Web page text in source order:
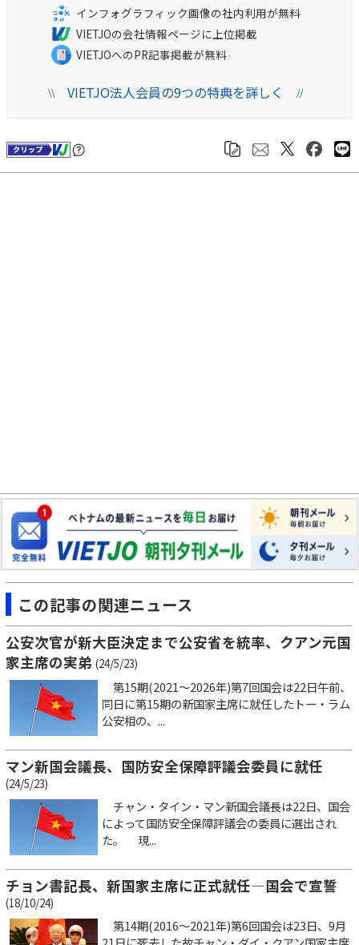
インフォグラフィック画像の社内利用が無料
VIETJOの会社情報ページに上位掲載
VIETJOへのPR記事掲載が無料
\\VIETJO法人会員の9つの特典を詳しく //
この記事の関連ニュース
公安次官が新大臣決定まで公安省を統率、クアン元国
家主席の実弟 (24/5/23)
第15期(2021～2026年)第7回国会は22日午前、
同日に第15期の新国家主席に就任したトー・ラム
公安相の、...
マン新国会議長、国防安全保障評議会委員に就任
(24/5/23)
チャン・タイン・マン新国会議長は22日、国会
によって国防安全保障評議会の委員に選出され
た。 現...
チョン書記長、新国家主席に正式就任―国会で宣誓
(18/10/24)
第14期(2016～2021年)第6回国会は23日、9月